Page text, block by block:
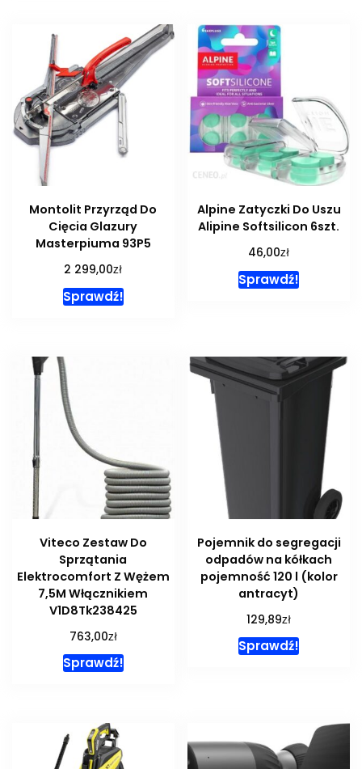
Montolit Przyrząd Do
Cięcia Glazury
Masterpiuma 93P5
2 299,00zł
Sprawdź!
Alpine Zatyczki Do Uszu
Alipine Softsilicon 6szt.
46,00zł
Sprawdź!
Viteco Zestaw Do
Sprzątania
Elektrocomfort Z Wężem
7,5M Włącznikiem
V1D8Tk238425
763,00zł
Sprawdź!
Pojemnik do segregacji
odpadów na kółkach
pojemność 120 l (kolor
antracyt)
129,89zł
Sprawdź!